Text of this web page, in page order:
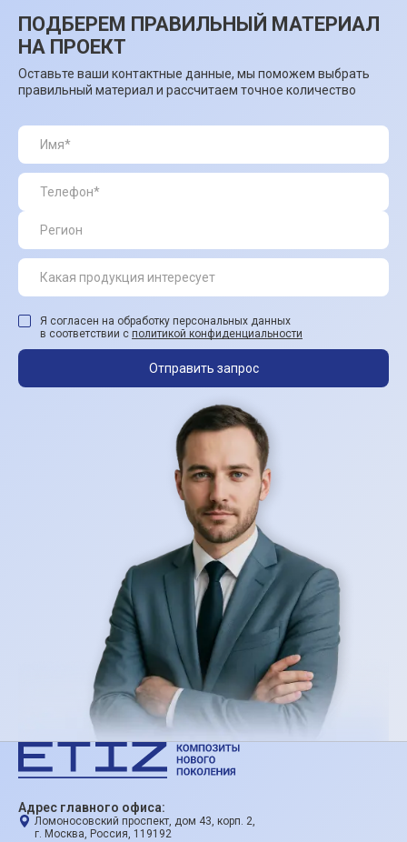
ПОДБЕРЕМ ПРАВИЛЬНЫЙ МАТЕРИАЛ
НА ПРОЕКТ
Оставьте ваши контактные данные, мы поможем выбрать
правильный материал и рассчитаем точное количество
Я согласен на обработку персональных данных
в соответствии с политикой конфиденциальности
Отправить запрос
Адрес главного офиса:
Ломоносовский проспект, дом 43, корп. 2,
г. Москва, Россия, 119192